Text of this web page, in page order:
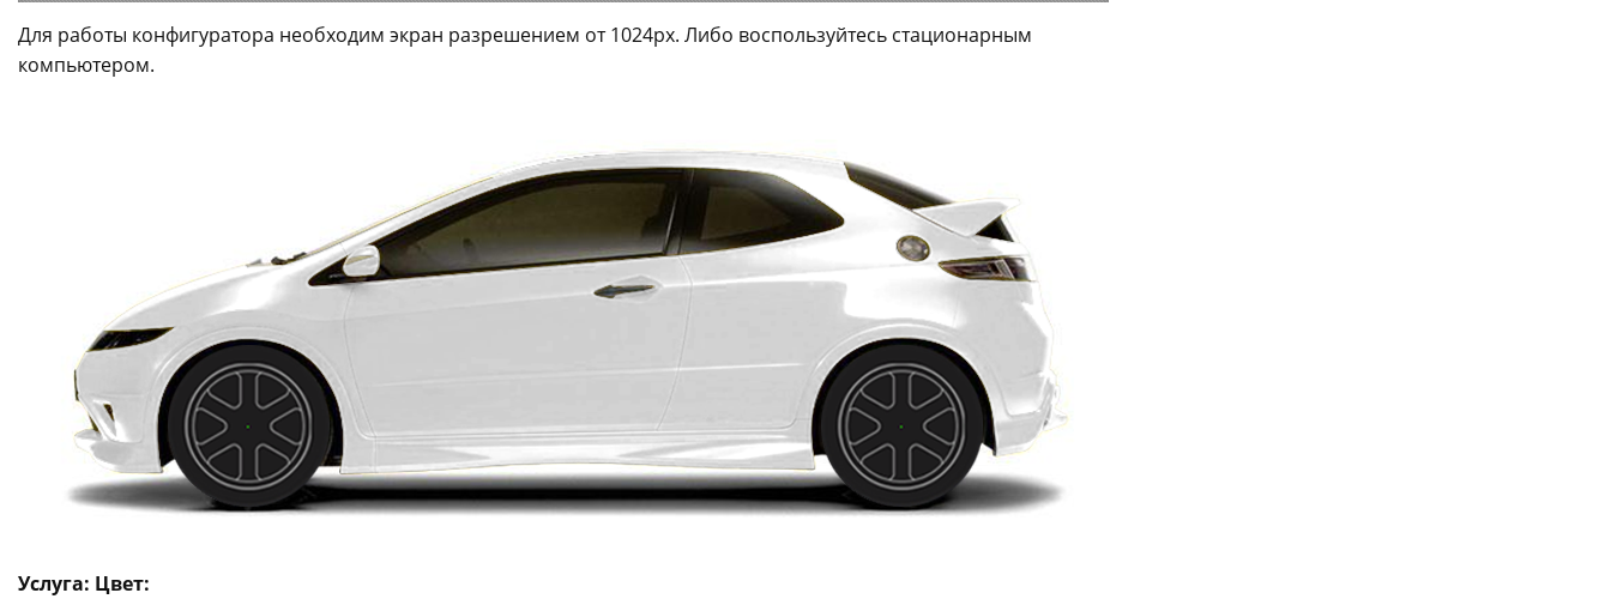
Для работы конфигуратора необходим экран разрешением от 1024px. Либо воспользуйтесь стационарным
компьютером.
Услуга: Цвет: